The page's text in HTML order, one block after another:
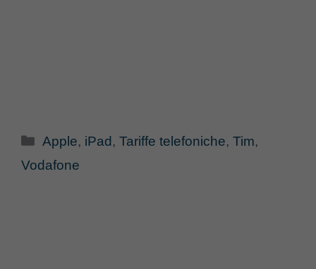
Categorie
Apple, iPad ,Tariffe telefoniche,Tim,
Vodafone